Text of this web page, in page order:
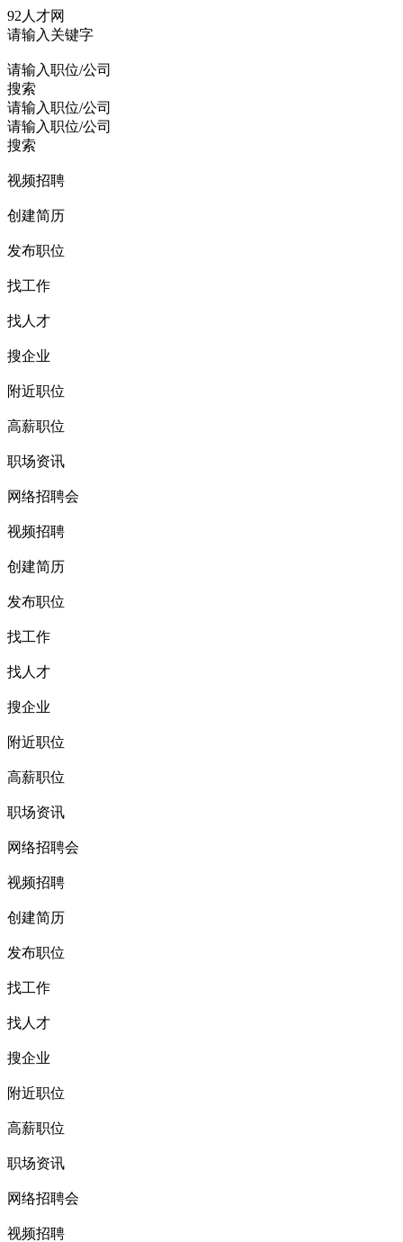
92人才网
请输入关键字
请输入职位/公司
搜索
请输入职位/公司
请输入职位/公司
搜索
视频招聘
创建简历
发布职位
找工作
找人才
搜企业
附近职位
高薪职位
职场资讯
网络招聘会
视频招聘
创建简历
发布职位
找工作
找人才
搜企业
附近职位
高薪职位
职场资讯
网络招聘会
视频招聘
创建简历
发布职位
找工作
找人才
搜企业
附近职位
高薪职位
职场资讯
网络招聘会
视频招聘